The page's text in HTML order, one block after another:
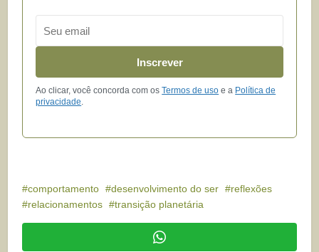
Inscrever
Ao clicar, você concorda com osTermos de uso e a Política de
privacidade.
comportamento desenvolvimento do ser
reflexões
relacionamentos
transição planetária